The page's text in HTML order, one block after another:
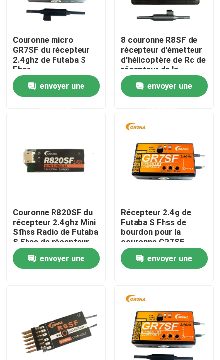
Accueil
Produits
Mini Servo Motor
Moteur servo standard
Servo de Metal Gear
moteur servo numérique
Couronne micro
GR7SF du récepteur
2.4ghz de Futaba S
Fhss
envoyer une
8 couronne R8SF de
récepteur d'émetteur
d'hélicoptère de Rc de
récepteur de la
Manche de ch Futaba
S-Fhss 2.4ghz Futaba
envoyer une
Couronne R820SF du
récepteur 2.4ghz Mini
Sfhss Radio de Futaba
S Fhss de récepteur
envoyer une
Récepteur 2.4g de
Futaba S Fhss de
bourdon pour la
couronne GR7SF
d'avion de Rc
envoyer une